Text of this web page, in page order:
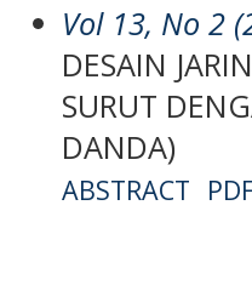
Vol 13, No 2
DESAIN
SURUT
DANDA)
ABSTRACT